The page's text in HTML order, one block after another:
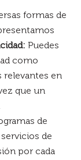
formas de
Puedes
como
relevantes en
que un
de
de
por cada